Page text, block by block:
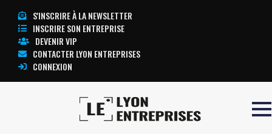
S'INSCRIRE À LA NEWSLETTER
INSCRIRE SON ENTREPRISE
DEVENIR VIP
CONTACTER LYON ENTREPRISES
CONNEXION
Virus : bioMérieux lance un
TOUTE